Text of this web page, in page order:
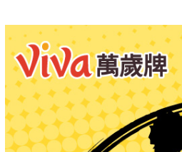
2 件以上
現貨足量